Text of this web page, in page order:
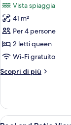
-
Terrace
foto
per
Camera,
2
letti
queen,
di
alla
spiaggia
Vista spiaggia
41 m²
Per 4 persone
2 letti queen
Wi-Fi gratuito
Scopri di più
Altri
2
letti
Apri